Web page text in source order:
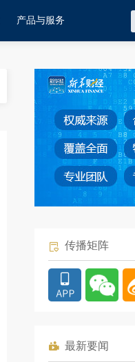
产品与服务
传播矩阵
最新要闻